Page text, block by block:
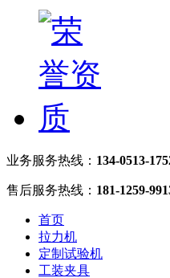
业务服务热线： 134-0513-
售后服务热线： 181-1259-
首页
拉力机
定制试验机
工装夹具